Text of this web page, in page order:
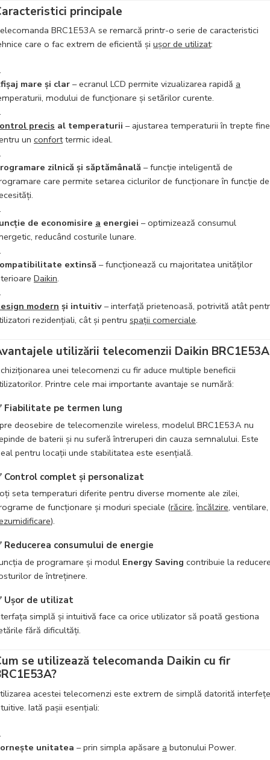
principale
BRC1E53A se remarcă printr-o serie de caracteristici
care o fac extrem de eficientă și ușor de utilizat:
mare și clar – ecranul LCD permite vizualizarea rapidă a
modului de funcționare și setărilor curente.
precis al temperaturii – ajustarea temperaturii în trepte
un conforttermic ideal.
zilnică și săptămânală – funcție inteligentă de
care permite setarea ciclurilor de funcționare în funcție de
de economisire a energiei – optimizează consumul
reducând costurile lunare.
extinsă – funcționează cu majoritatea unităților
Daikin.
modern și intuitiv – interfață prietenoasă, potrivită atât
rezidențiali, cât și pentru spații comerciale.
utilizării telecomenzii Daikin BRC1E53A
unei telecomenzi cu fir aduce multiple beneficii
Printre cele mai importante avantaje se numără:
Fiabilitate pe termen lung
deosebire de telecomenzile wireless, modelul BRC1E53A nu
de baterii și nu suferă întreruperi din cauza semnalului. Este
pentru locații unde stabilitatea este esențială.
Control complet și personalizat
seta temperaturi diferite pentru diverse momente ale zilei,
de funcționare și moduri speciale (răcire,încălzire, ventilare,
).
Reducerea consumului de energie
de programare și modul Energy Saving contribuie la
de întreținere.
Ușor de utilizat
simplă și intuitivă face ca orice utilizator să poată gestiona
fără dificultăți.
se utilizează telecomanda Daikin cu fir
acestei telecomenzi este extrem de simplă datorită
Iată pașii esențiali:
unitatea – prin simpla apăsare a butonului Power.